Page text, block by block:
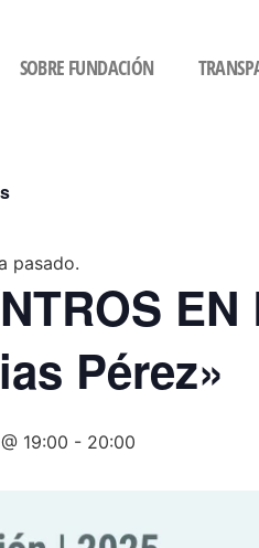
SOBRE FUNDACIÓN
pasado.
Pérez»
19:00 - 20:00